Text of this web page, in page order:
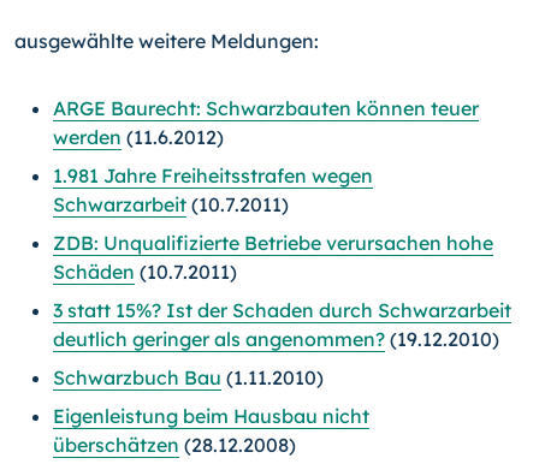
ausgewählte weitere Meldungen:
ARGE Baurecht: Schwarzbauten können teuer
werden (11.6.2012)
1.981 Jahre Freiheitsstrafen wegen
Schwarzarbeit (10.7.2011)
ZDB: Unqualifizierte Betriebe verursachen hohe
Schäden (10.7.2011)
3 statt 15%? Ist der Schaden durch Schwarzarbeit
deutlich geringer als angenommen? (19.12.2010)
Schwarzbuch Bau (1.11.2010)
Eigenleistung beim Hausbau nicht
überschätzen (28.12.2008)